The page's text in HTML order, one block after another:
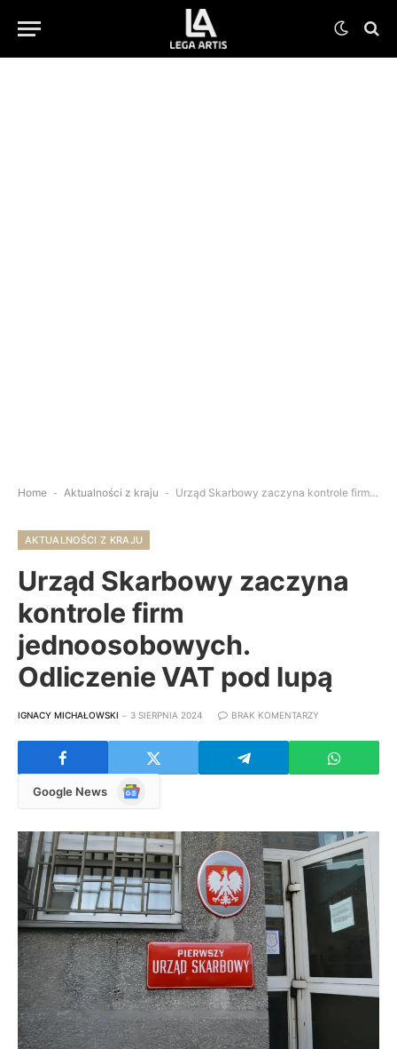
Home - Aktualności z kraju - Urząd Skarbowy zaczyna kontrole firm jednoosobowych. Odliczenie VAT pod lupą
AKTUALNOŚCI Z KRAJU
Urząd Skarbowy zaczyna
kontrole firm
jednoosobowych.
Odliczenie VAT pod lupą
IGNACY MICHAŁOWSKI 3 SIERPNIA 2024 BRAK KOMENTARZY
Google News
Google